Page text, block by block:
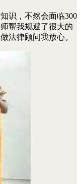
识，不然会面临300
帮我规避了很大的
法律顾问我放心。